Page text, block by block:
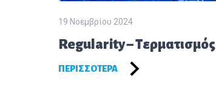
19 Νοεμβρίου 2024
Regularity – Τερματισμός
ΠΕΡΙΣΣΌΤΕΡΑ